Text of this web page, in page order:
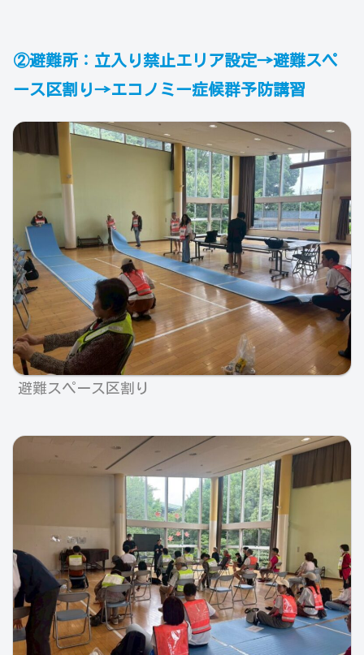
②避難所：立入り禁止エリア設定→避難スペ
ース区割り→エコノミー症候群予防講習
避難スペース区割り